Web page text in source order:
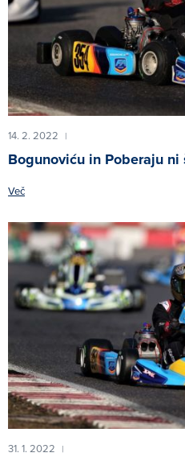
14. 2. 2022 |
Bogunoviću in Poberaju
Več
31. 1. 2022 |